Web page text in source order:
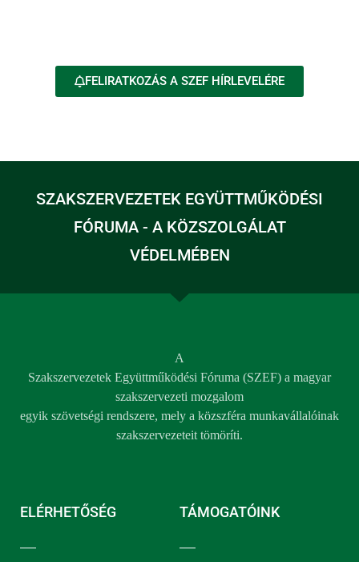
FELIRATKOZÁS A SZEF HÍRLEVELÉRE
SZAKSZERVEZETEK EGYÜTTMŰKÖDÉSI
FÓRUMA - A KÖZSZOLGÁLAT
VÉDELMÉBEN
A
Szakszervezetek Együttműködési Fóruma (SZEF) a magyar
szakszervezeti mozgalom
egyik szövetségi rendszere, mely a közszféra munkavállalóinak
szakszervezeteit tömöríti.
ELÉRHETŐSÉG TÁMOGATÓINK